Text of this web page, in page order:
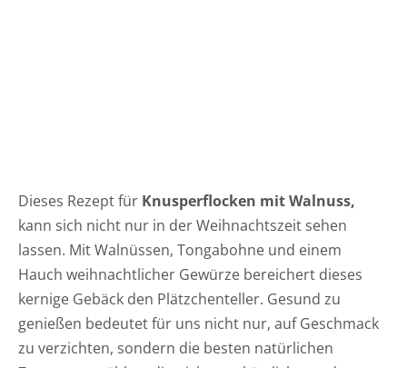
Dieses Rezept für Knusperflocken mit Walnuss,
kann sich nicht nur in der Weihnachtszeit sehen
lassen. Mit Walnüssen, Tongabohne und einem
Hauch weihnachtlicher Gewürze bereichert dieses
kernige Gebäck den Plätzchenteller. Gesund zu
genießen bedeutet für uns nicht nur, auf Geschmack
zu verzichten, sondern die besten natürlichen